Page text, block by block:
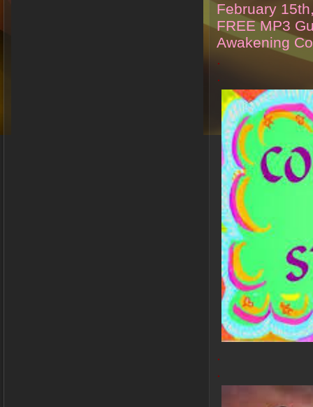
February
FREE MP3
Awakening
.
.
.
.